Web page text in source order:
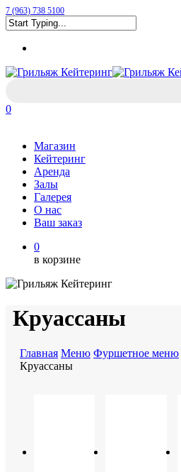
Skip
to
content
7 (963) 738 5100
Search
0
Магазин
Кейтеринг
Аренда
Залы
Галерея
О нас
Ваш заказ
0
в корзине
Круассаны
Главная Меню Фуршетное меню
Круассаны